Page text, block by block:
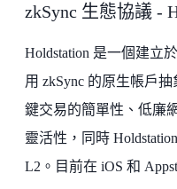
zkSync 生態協議 -
Holdstation 是一個建立
用 zkSync 的原生帳戶
鍵交易的簡單性、低廉
靈活性，同時
L2。目前在 iOS 和